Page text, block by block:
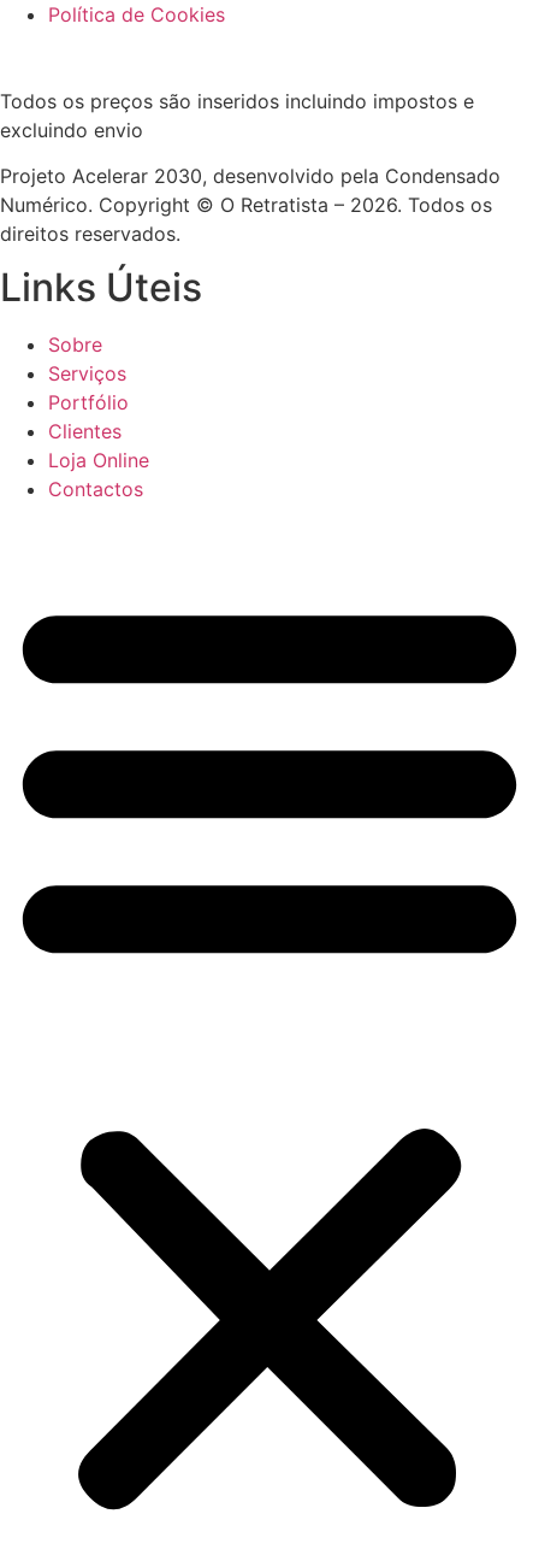
Política de Cookies
Todos os preços são inseridos incluindo impostos e
excluindo envio
Projeto Acelerar 2030, desenvolvido pela Condensado
Numérico. Copyright © O Retratista – 2026. Todos os
direitos reservados.
Links Úteis
Sobre
Serviços
Portfólio
Clientes
Loja Online
Contactos